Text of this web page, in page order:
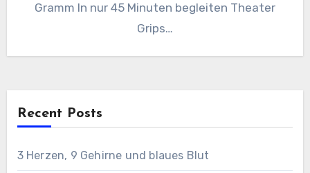
Gramm In nur 45 Minuten begleiten Theater
Grips…
Recent Posts
3 Herzen, 9 Gehirne und blaues Blut